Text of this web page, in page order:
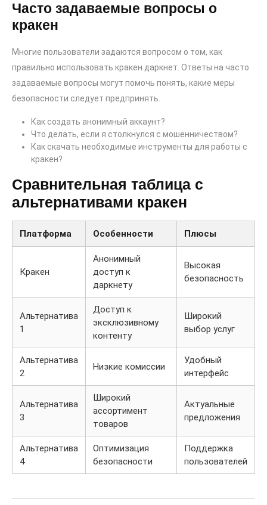
Часто задаваемые вопросы о
кракен
Многие пользователи задаются вопросом о том, как
правильно использовать кракен даркнет. Ответы на часто
задаваемые вопросы могут помочь понять, какие меры
безопасности следует предпринять.
Как создать анонимный аккаунт?
Что делать, если я столкнулся с мошенничеством?
Как скачать необходимые инструменты для работы с
кракен?
Сравнительная таблица с
альтернативами кракен
Платформа Особенности Плюсы
Кракен
Анонимный
доступ к
даркнету
Высокая
безопасность
Альтернатива
1
Доступ к
эксклюзивному
контенту
Широкий
выбор услуг
Альтернатива
2
Низкие комиссии
Удобный
интерфейс
Альтернатива
3
Широкий
ассортимент
товаров
Актуальные
предложения
Альтернатива
4
Оптимизация
безопасности
Поддержка
пользователей